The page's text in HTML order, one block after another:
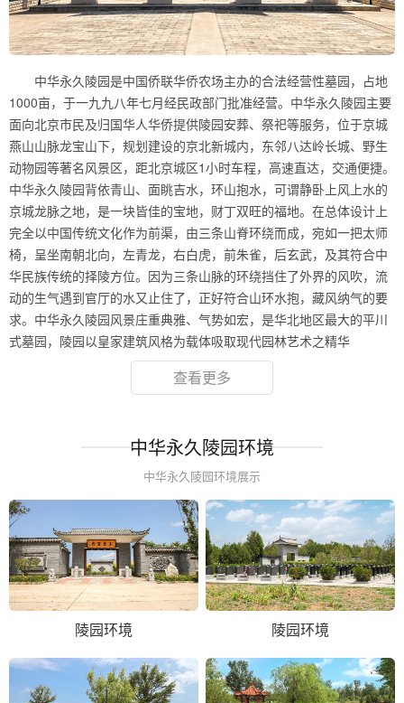
中华永久陵园是中国侨联华侨农场主办的合法经营性墓园，占地
1000亩，于一九九八年七月经民政部门批准经营。中华永久陵园主要
面向北京市民及归国华人华侨提供陵园安葬、祭祀等服务，位于京城
燕山山脉龙宝山下，规划建设的京北新城内，东邻八达岭长城、野生
动物园等著名风景区，距北京城区1小时车程，高速直达，交通便捷。
中华永久陵园背依青山、面眺吉水，环山抱水，可谓静卧上风上水的
京城龙脉之地，是一块皆佳的宝地，财丁双旺的福地。在总体设计上
完全以中国传统文化作为前渠，由三条山脊环绕而成，宛如一把太师
椅，呈坐南朝北向，左青龙，右白虎，前朱雀，后玄武，及其符合中
华民族传统的择陵方位。因为三条山脉的环绕挡住了外界的风吹，流
动的生气遇到官厅的水又止住了，正好符合山环水抱，藏风纳气的要
求。中华永久陵园风景庄重典雅、气势如宏，是华北地区最大的平川
式墓园，陵园以皇家建筑风格为载体吸取现代园林艺术之精华
查看更多
中华永久陵园环境
中华永久陵园环境展示
陵园环境 陵园环境